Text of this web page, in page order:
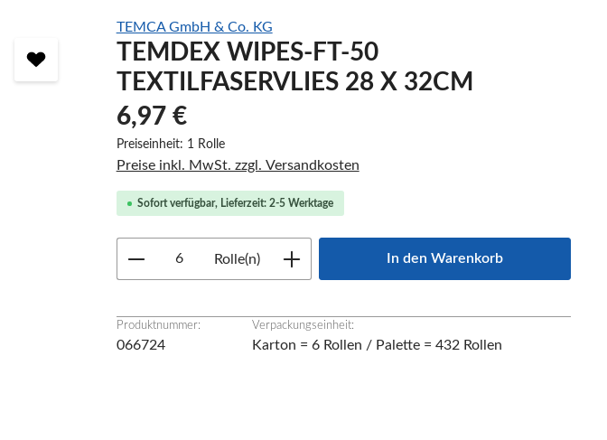
TEMCA GmbH & Co. KG
TEMDEX WIPES-FT-50
TEXTILFASERVLIES 28 X 32CM
6,97 €
Preiseinheit: 1 Rolle
Preise inkl. MwSt. zzgl. Versandkosten
Sofort verfügbar, Lieferzeit: 2-5 Werktage
Produkt Anzahl: Gib den gewünschten Wert ein
Rolle(n) In den Warenkorb
Produktnummer:
066724
Verpackungseinheit:
Karton = 6 Rollen / Palette = 432 Rollen